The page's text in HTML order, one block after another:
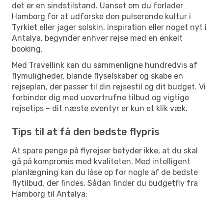
det er en sindstilstand. Uanset om du forlader
Hamborg for at udforske den pulserende kultur i
Tyrkiet eller jager solskin, inspiration eller noget nyt i
Antalya, begynder enhver rejse med en enkelt
booking.
Med Travellink kan du sammenligne hundredvis af
flymuligheder, blande flyselskaber og skabe en
rejseplan, der passer til din rejsestil og dit budget. Vi
forbinder dig med uovertrufne tilbud og vigtige
rejsetips – dit næste eventyr er kun et klik væk.
Tips til at få den bedste flypris
At spare penge på flyrejser betyder ikke, at du skal
gå på kompromis med kvaliteten. Med intelligent
planlægning kan du låse op for nogle af de bedste
flytilbud, der findes. Sådan finder du budgetfly fra
Hamborg til Antalya: